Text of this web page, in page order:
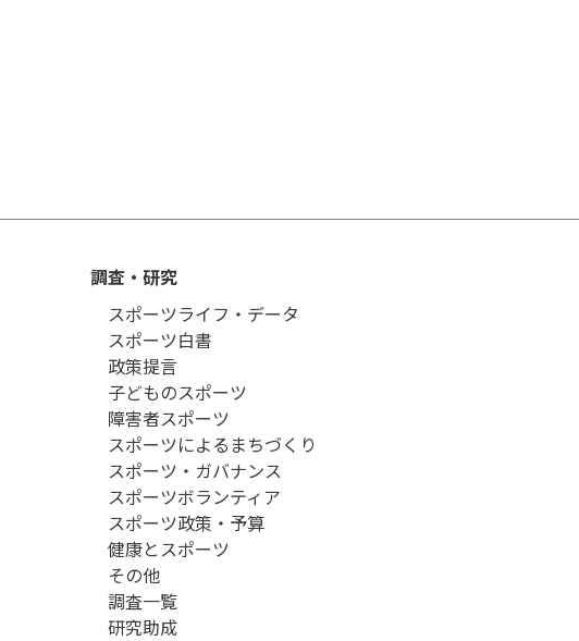
調査・研究
スポーツライフ・データ
スポーツ白書
政策提言
子どものスポーツ
障害者スポーツ
スポーツによるまちづくり
スポーツ・ガバナンス
スポーツボランティア
スポーツ政策・予算
健康とスポーツ
その他
調査一覧
研究助成